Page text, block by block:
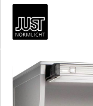
Bildergalerie